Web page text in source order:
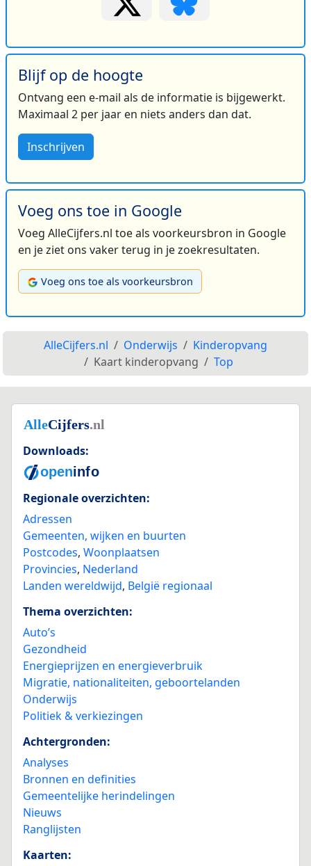
Blijf op de hoogte
Ontvang een e-mail als de informatie is bijgewerkt.
Maximaal 2 per jaar en niets anders dan dat.
Inschrijven
Voeg ons toe in Google
Voeg AlleCijfers.nl toe als voorkeursbron in Google
en je ziet ons vaker terug in je zoekresultaten.
Voeg ons toe als voorkeursbron
AlleCijfers.nl Onderwijs
Kinderopvang
Kaart kinderopvang
Top
Downloads:
Regionale overzichten:
Adressen
Gemeenten, wijken en buurten
Postcodes, Woonplaatsen
Provincies, Nederland
Landen wereldwijd, België regionaal
Thema overzichten:
Auto’s
Gezondheid
Energieprijzen en energieverbruik
Migratie, nationaliteiten, geboortelanden
Onderwijs
Politiek & verkiezingen
Achtergronden:
Analyses
Bronnen en definities
Gemeentelijke herindelingen
Nieuws
Ranglijsten
Kaarten: